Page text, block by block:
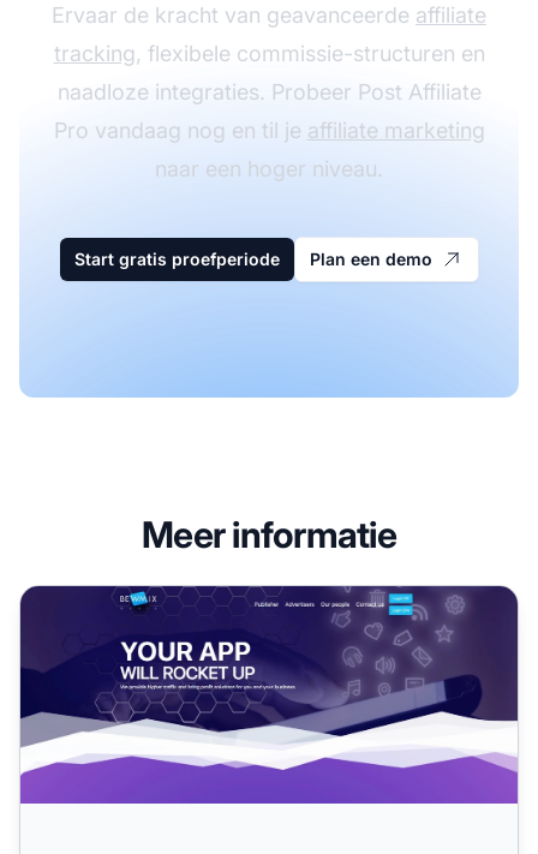
Ervaar de kracht van geavanceerde affiliate
tracking, flexibele commissie-structuren en
naadloze integraties. Probeer Post Affiliate
Pro vandaag nog en til je affiliate marketing
naar een hoger niveau.
Start gratis proefperiode Plan een demo
Meer informatie
Bewmix Media Affiliate Programma